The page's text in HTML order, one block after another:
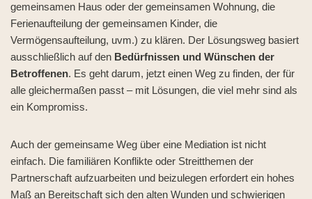
gemeinsamen Haus oder der gemeinsamen Wohnung, die
Ferienaufteilung der gemeinsamen Kinder, die
Vermögensaufteilung, uvm.) zu klären. Der Lösungsweg basiert
ausschließlich auf den Bedürfnissen und Wünschen der
Betroffenen. Es geht darum, jetzt einen Weg zu finden, der für
alle gleichermaßen passt – mit Lösungen, die viel mehr sind als
ein Kompromiss.
Auch der gemeinsame Weg über eine Mediation ist nicht
einfach. Die familiären Konflikte oder Streitthemen der
Partnerschaft aufzuarbeiten und beizulegen erfordert ein hohes
Maß an Bereitschaft sich den alten Wunden und schwierigen